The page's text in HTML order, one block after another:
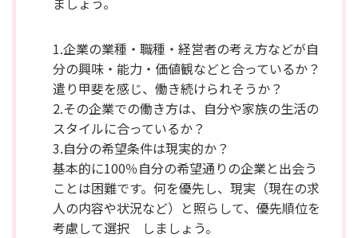
1.企業の業種・職種・経営者の考え方などが自
分の興味・能力・価値観などと合っているか？
遣り甲斐を感じ、働き続けられそうか？
2.その企業での働き方は、自分や家族の生活の
スタイルに合っているか？
3.自分の希望条件は現実的か？
基本的に100％自分の希望通りの企業と出会う
ことは困難です。何を優先し、現実（現在の求
人の内容や状況など）と照らして、優先順位を
考慮して選択 しましょう。